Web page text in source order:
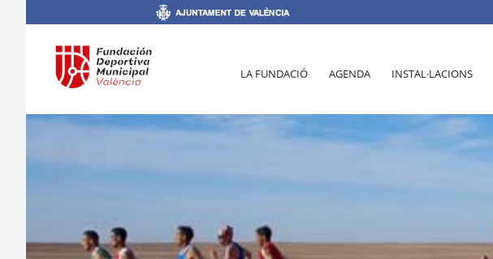
LA FUNDACIÓ AGENDA INSTAL·LACIONS